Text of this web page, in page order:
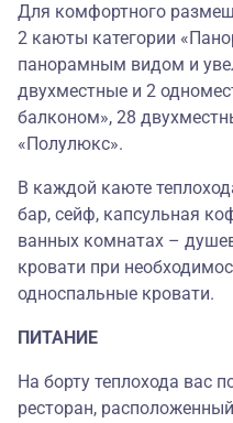
Для комфортного
2 каюты категории
панорамным видом и
двухместные и 2
балконом», 28
«Полулюкс».
В каждой каюте
бар, сейф, капсульная
ванных комнатах –
кровати при
односпальные кровати.
ПИТАНИЕ
На борту теплохода вас
ресторан,